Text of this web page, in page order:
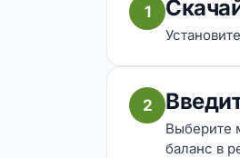
1
2
Выберите
баланс в